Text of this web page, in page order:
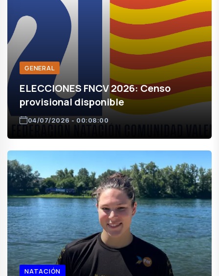
GENERAL
ELECCIONES FNCV 2026: Censo
provisional disponible
04/07/2026 - 00:08:00
NATACIÓN